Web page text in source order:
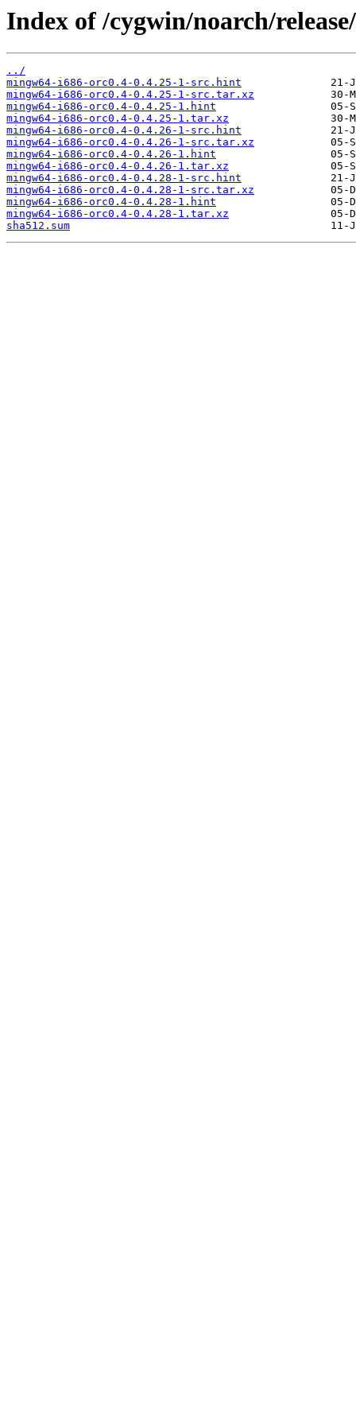
Index of /cygwin/noarch/
../
mingw64-i686-orc0.4-0.4.25-1-src.hint
mingw64-i686-orc0.4-0.4.25-1-src.tar.xz
mingw64-i686-orc0.4-0.4.25-1.hint
mingw64-i686-orc0.4-0.4.25-1.tar.xz
mingw64-i686-orc0.4-0.4.26-1-src.hint
mingw64-i686-orc0.4-0.4.26-1-src.tar.xz
mingw64-i686-orc0.4-0.4.26-1.hint
mingw64-i686-orc0.4-0.4.26-1.tar.xz
mingw64-i686-orc0.4-0.4.28-1-src.hint
mingw64-i686-orc0.4-0.4.28-1-src.tar.xz
mingw64-i686-orc0.4-0.4.28-1.hint
mingw64-i686-orc0.4-0.4.28-1.tar.xz
sha512.sum